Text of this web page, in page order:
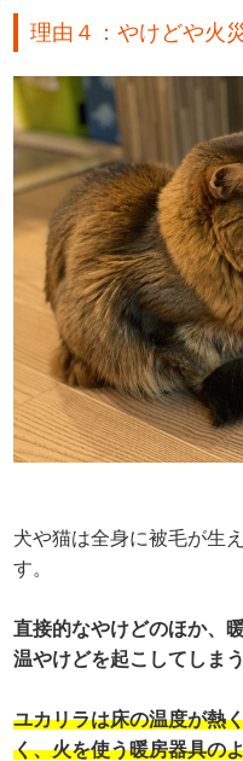
理由４：やけどや火
犬や猫は全身に被毛が生
す。
直接的なやけどのほか、
温やけどを起こしてしまう
ユカリラは床の温度が熱
く、火を使う暖房器具の